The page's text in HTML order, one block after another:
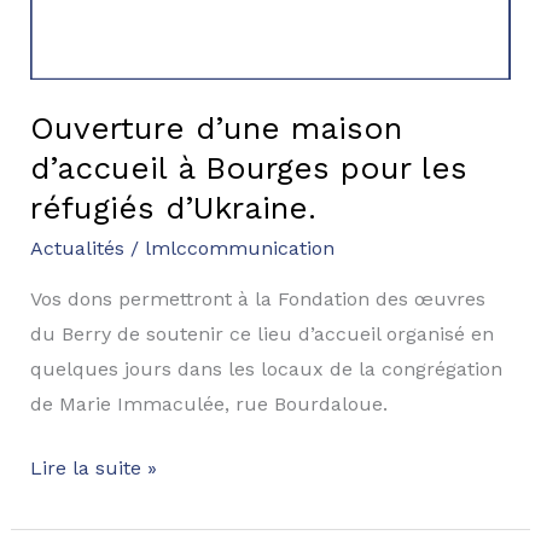
Ouverture d’une maison
d’accueil à Bourges pour les
réfugiés d’Ukraine.
Actualités / lmlccommunication
Vos dons permettront à la Fondation des œuvres
du Berry de soutenir ce lieu d’accueil organisé en
quelques jours dans les locaux de la congrégation
de Marie Immaculée, rue Bourdaloue.
Lire la suite »